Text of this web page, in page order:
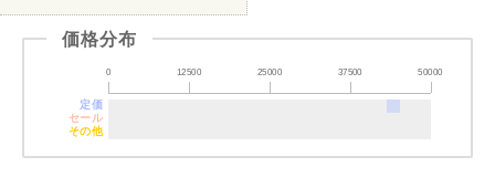
価格分布
0 12500 25000 37500 50000
定価
セール
その他